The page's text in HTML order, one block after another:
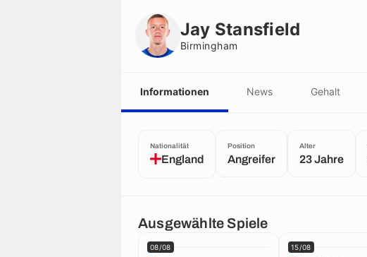
Jay Stansfield
Birmingham
Informationen News Gehalt
Nationalität
England
Position
Angreifer
Alter
23 Jahre
Ausgewählte Spiele
08/08 15/08